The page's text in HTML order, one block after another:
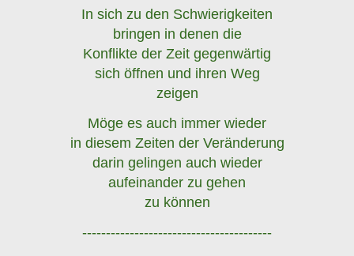
In sich zu den Schwierigkeiten
bringen in denen die
Konflikte der Zeit gegenwärtig
sich öffnen und ihren Weg
zeigen
Möge es auch immer wieder
in diesem Zeiten der Veränderung
darin gelingen auch wieder
aufeinander zu gehen
zu können
----------------------------------------